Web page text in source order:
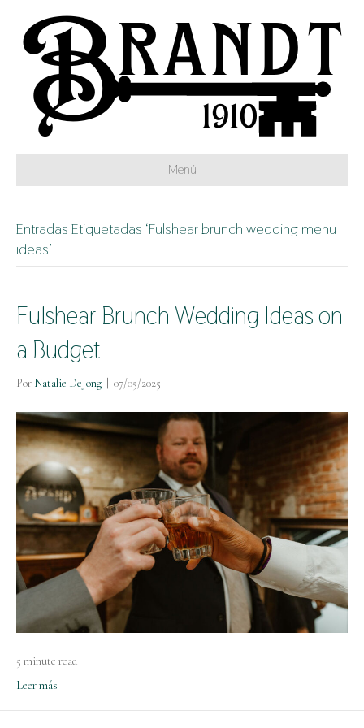
Menú
Entradas Etiquetadas ‘Fulshear brunch wedding menu
ideas’
Fulshear Brunch Wedding Ideas on
a Budget
Por Natalie DeJong 07/05/2025
5 minute read
Leer más